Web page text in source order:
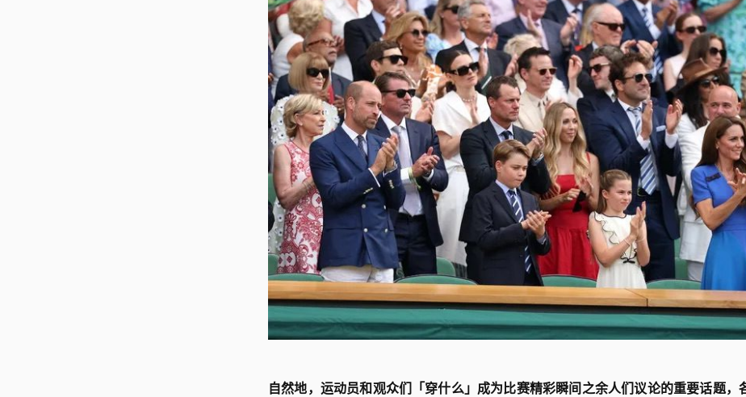
自然地，运动员和观众们「穿什么」成为比赛精彩瞬间之余人们议论的重要话题，